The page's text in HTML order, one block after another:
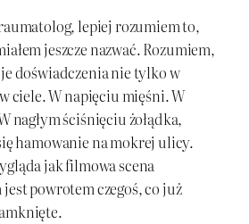
lepiej rozumiem to,
jeszcze nazwać. Rozumiem,
doświadczenia nie tylko w
ciele. W napięciu mięśni. W
nagłym ściśnięciu żołądka,
hamowanie na mokrej ulicy.
jak filmowa scena
jest powrotem czegoś, co już